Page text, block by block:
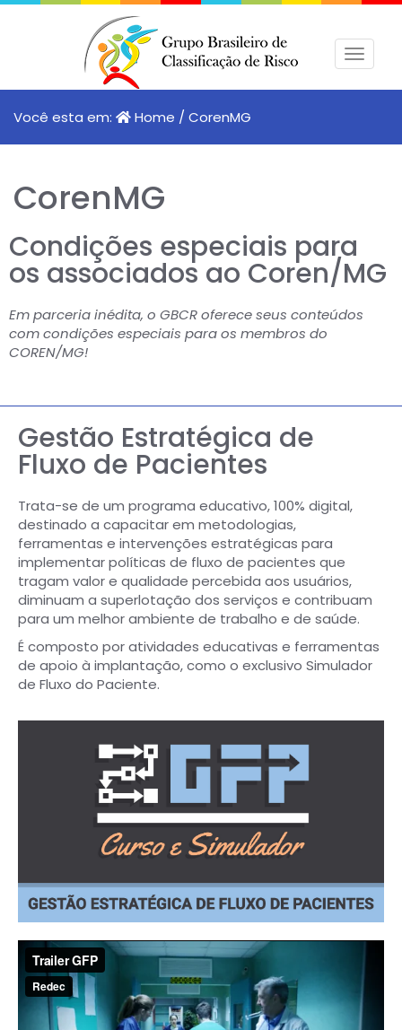
conteúdo
Você esta em: Home / CorenMG
CorenMG
Condições especiais para
os associados ao Coren/MG
Em parceria inédita, o GBCR oferece seus conteúdos
com condições especiais para os membros do
COREN/MG!
Gestão Estratégica de
Fluxo de Pacientes
Trata-se de um programa educativo, 100% digital,
destinado a capacitar em metodologias,
ferramentas e intervenções estratégicas para
implementar políticas de fluxo de pacientes que
tragam valor e qualidade percebida aos usuários,
diminuam a superlotação dos serviços e contribuam
para um melhor ambiente de trabalho e de saúde.
É composto por atividades educativas e ferramentas
de apoio à implantação, como o exclusivo Simulador
de Fluxo do Paciente.